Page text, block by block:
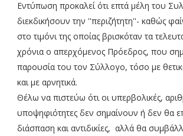
Εντύπωση προκαλεί ότι επτά μέλη του
διεκδικήσουν την ''περιζήτητη''- καθώς
στο τιμόνι της οποίας βρισκόταν τα
χρόνια ο απερχόμενος Πρόεδρος, που
παρουσία του τον Σύλλογο, τόσο με
και με αρνητικά.
Θέλω να πιστεύω ότι οι υπερβολικές,
υποψηφιότητες δεν σημαίνουν ή δεν θα
διάσπαση και αντιδικίες, αλλά θα